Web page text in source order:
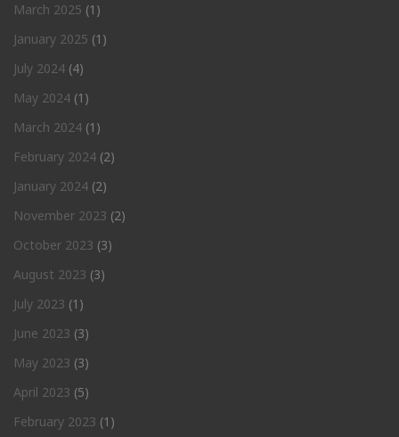
March 2025 (1)
January 2025 (1)
July 2024 (4)
May 2024 (1)
March 2024 (1)
February 2024 (2)
January 2024 (2)
November 2023 (2)
October 2023 (3)
August 2023 (3)
July 2023 (1)
June 2023 (3)
May 2023 (3)
April 2023 (5)
February 2023 (1)